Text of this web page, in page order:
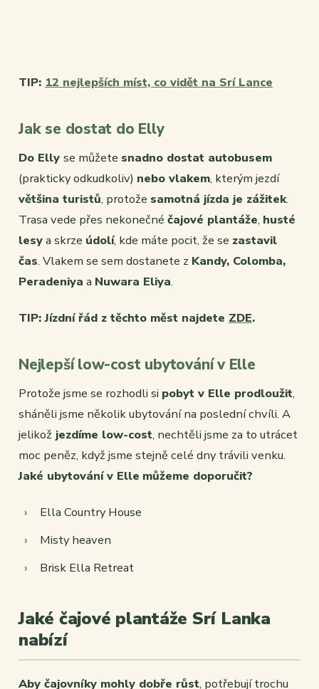
TIP: 12 nejlepších míst, co vidět na Srí Lance
Jak se dostat do Elly
Do Elly se můžete snadno dostat autobusem
(prakticky odkudkoliv) nebo vlakem, kterým jezdí
většina turistů, protože samotná jízda je zážitek.
Trasa vede přes nekonečné čajové plantáže, husté
lesya skrze údolí, kde máte pocit, že se zastavil
čas. Vlakem se sem dostanete z Kandy, Colomba,
Peradeniya a Nuwara Eliya.
TIP: Jízdní řád z těchto měst najdete ZDE.
Nejlepší low-cost ubytování v Elle
Protože jsme se rozhodli si pobyt v Elle prodloužit,
sháněli jsme několik ubytování na poslední chvíli. A
jelikož jezdíme low-cost, nechtěli jsme za to utrácet
moc peněz, když jsme stejně celé dny trávili venku.
Jaké ubytování v Elle můžeme doporučit?
Ella Country House
Misty heaven
Brisk Ella Retreat
Jaké čajové plantáže Srí Lanka
nabízí
Aby čajovníky mohly dobře růst, potřebují trochu